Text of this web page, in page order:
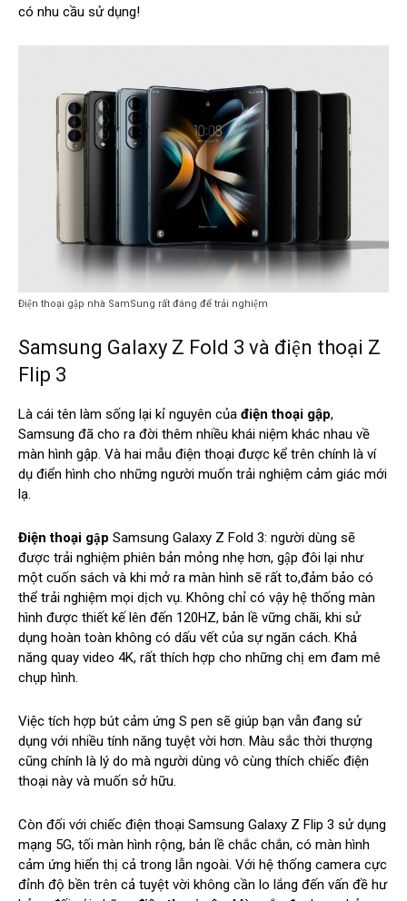
có nhu cầu sử dụng!
Điện thoại gập nhà SamSung rất đáng để trải nghiệm
Samsung Galaxy Z Fold 3 và điện thoại Z
Flip 3
Là cái tên làm sống lại kỉ nguyên của điện thoại gập,
Samsung đã cho ra đời thêm nhiều khái niệm khác nhau về
màn hình gập. Và hai mẫu điện thoại được kể trên chính là ví
dụ điển hình cho những người muốn trải nghiệm cảm giác mới
lạ.
Điện thoại gập Samsung Galaxy Z Fold 3: người dùng sẽ
được trải nghiệm phiên bản mỏng nhẹ hơn, gập đôi lại như
một cuốn sách và khi mở ra màn hình sẽ rất to,đảm bảo có
thể trải nghiệm mọi dịch vụ. Không chỉ có vậy hệ thống màn
hình được thiết kế lên đến 120HZ, bản lề vững chãi, khi sử
dụng hoàn toàn không có dấu vết của sự ngăn cách. Khả
năng quay video 4K, rất thích hợp cho những chị em đam mê
chụp hình.
Việc tích hợp bút cảm ứng S pen sẽ giúp bạn vẫn đang sử
dụng với nhiều tính năng tuyệt vời hơn. Màu sắc thời thượng
cũng chính là lý do mà người dùng vô cùng thích chiếc điện
thoại này và muốn sở hữu.
Còn đối với chiếc điện thoại Samsung Galaxy Z Flip 3 sử dụng
mạng 5G, tối màn hình rộng, bản lề chắc chắn, có màn hình
cảm ứng hiển thị cả trong lẫn ngoài. Với hệ thống camera cực
đỉnh độ bền trên cả tuyệt vời không cần lo lắng đến vấn đề hư